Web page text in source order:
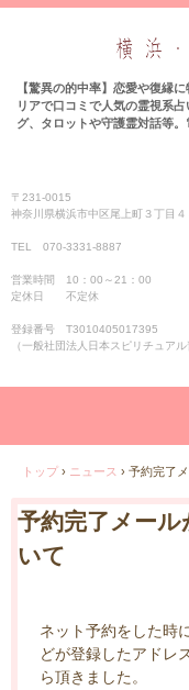
【驚異の的中率】恋愛や復縁
リアで口コミで人気の霊視系
グ、タロットや守護霊対話等
〒231-0015
神奈川県横浜市中区尾上町３丁目
TEL 070-3331‐8887
営業時間 10：00～21：00
定休日 不定休
登録番号 T3010405017395
（一般社団法人日本スピリチュアル
トップ › ニュース › 予約完了
予約完了メー
いて
ネット予約をした時
どが登録したアドレ
ら頂きました。